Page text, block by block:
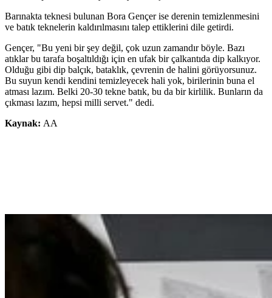
Barınakta teknesi bulunan Bora Gençer ise derenin temizlenmesini
ve batık teknelerin kaldırılmasını talep ettiklerini dile getirdi.
Gençer, "Bu yeni bir şey değil, çok uzun zamandır böyle. Bazı
atıklar bu tarafa boşaltıldığı için en ufak bir çalkantıda dip kalkıyor.
Olduğu gibi dip balçık, bataklık, çevrenin de halini görüyorsunuz.
Bu suyun kendi kendini temizleyecek hali yok, birilerinin buna el
atması lazım. Belki 20-30 tekne batık, bu da bir kirlilik. Bunların da
çıkması lazım, hepsi milli servet." dedi.
Kaynak: AA